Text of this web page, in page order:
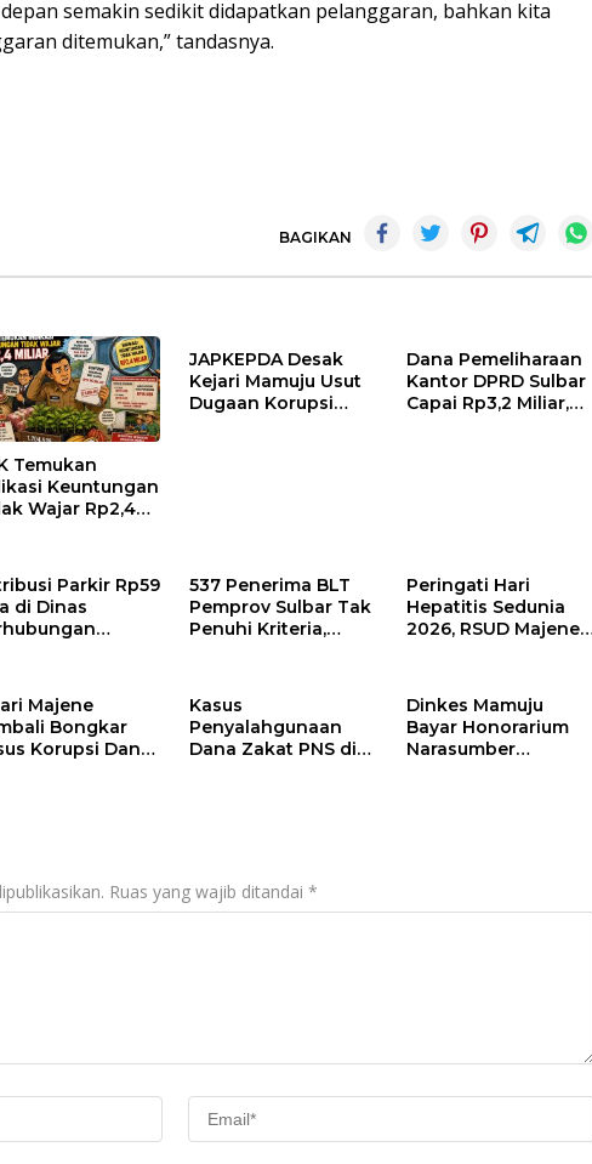
semakin sedikit didapatkan pelanggaran, bahkan kita
ditemukan,” tandasnya.
BAGIKAN
Temukan
Keuntungan
Wajar Rp2,4
Rp24 Miliar di
Perkebunan
JAPKEPDA Desak
Kejari Mamuju Usut
Dugaan Korupsi
Dana Pemeliharaan
Kantor DPRD Sulbar
Capai Rp3,2 Miliar,
Parkir Rp59
di Dinas
537 Penerima BLT
Pemprov Sulbar Tak
Penuhi Kriteria,
Peringati Hari
Hepatitis Sedunia
2026, RSUD Majene
Dini dan
Pencegahan
Hepatitis
Majene
Bongkar
Korupsi Dana
Kasus
Penyalahgunaan
Dana Zakat PNS di
Dinkes Mamuju
Bayar Honorarium
Narasumber
Ruas yang wajib ditandai *